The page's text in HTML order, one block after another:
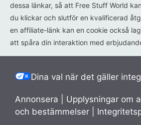
dessa länkar, så att Free Stuff World
du klickar och slutför en kvalificerad
en affiliate-länk kan en cookie också
att spåra din interaktion med
Dina val när det gäller
Annonsera Upplysningar om
och bestämmelser